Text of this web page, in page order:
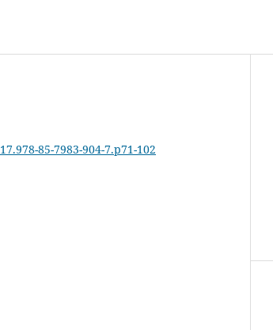
85-7983-904-7.p71-102